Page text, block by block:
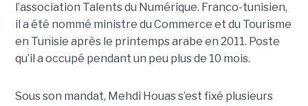
l’association Talents du Numérique. Franco-tunisien,
il a été nommé ministre du Commerce et du Tourisme
en Tunisie après le printemps arabe en 2011. Poste
qu’il a occupé pendant un peu plus de 10 mois.
Sous son mandat, Mehdi Houas s’est fixé plusieurs